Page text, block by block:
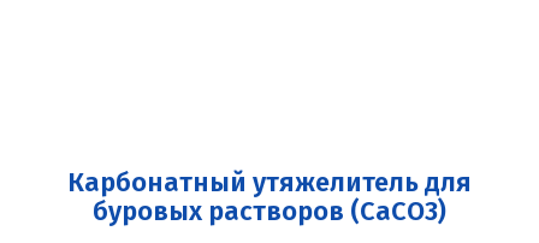
Карбонатный утяжелитель для
буровых растворов (СаСО3)